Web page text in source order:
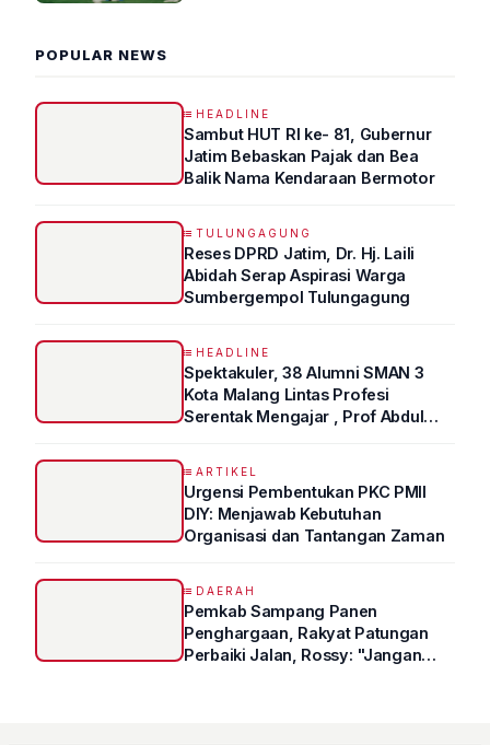
POPULAR NEWS
HEADLINE
Sambut HUT RI ke- 81, Gubernur
Jatim Bebaskan Pajak dan Bea
Balik Nama Kendaraan Bermotor
TULUNGAGUNG
Reses DPRD Jatim, Dr. Hj. Laili
Abidah Serap Aspirasi Warga
Sumbergempol Tulungagung
HEADLINE
Spektakuler, 38 Alumni SMAN 3
Kota Malang Lintas Profesi
Serentak Mengajar , Prof Abdul
ARTIKEL
Urgensi Pembentukan PKC PMII
DIY: Menjawab Kebutuhan
Organisasi dan Tantangan Zaman
DAERAH
Pemkab Sampang Panen
Penghargaan, Rakyat Patungan
Perbaiki Jalan, Rossy: "Jangan